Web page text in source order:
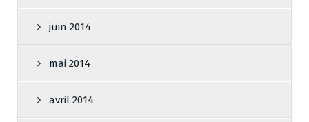
juin 2014
mai 2014
avril 2014